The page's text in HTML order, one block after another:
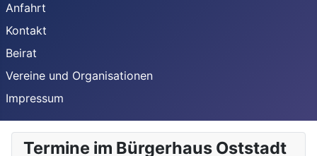
Anfahrt
Kontakt
Beirat
Vereine und Organisationen
Impressum
Termine im Bürgerhaus Oststadt